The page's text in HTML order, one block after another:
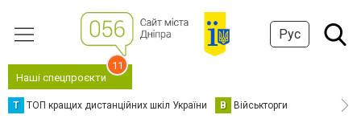
Рус
Наші спецпроєкти
11
Т ТОП кращих дистанційних шкіл України В Військторги